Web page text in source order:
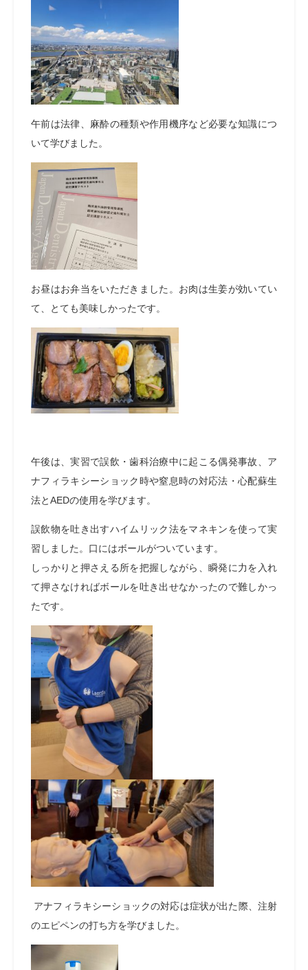
午前は法律、麻酔の種類や作用機序など必要な知識につ
いて学びました。
お昼はお弁当をいただきました。お肉は生姜が効いてい
て、とても美味しかったです。
午後は、実習で誤飲・歯科治療中に起こる偶発事故、ア
ナフィラキシーショック時や窒息時の対応法・心配蘇生
法とAEDの使用を学びます。
誤飲物を吐き出すハイムリック法をマネキンを使って実
習しました。口にはボールがついています。
しっかりと押さえる所を把握しながら、瞬発に力を入れ
て押さなければボールを吐き出せなかったので難しかっ
たです。
アナフィラキシーショックの対応は症状が出た際、注射
のエピペンの打ち方を学びました。